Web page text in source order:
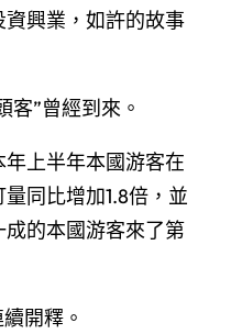
興業，如許的故事
客”曾經到來。
上半年本國游客在
同比增加1.8倍，並
的本國游客來了第
開釋。